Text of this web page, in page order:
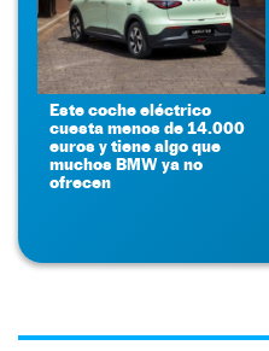
Este coche eléctrico
cuesta menos de 14.000
euros y tiene algo que
muchos BMW ya no
ofrecen